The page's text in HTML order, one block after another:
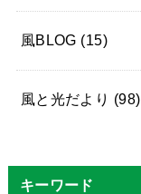
風BLOG (15)
風と光だより (98)
キーワード